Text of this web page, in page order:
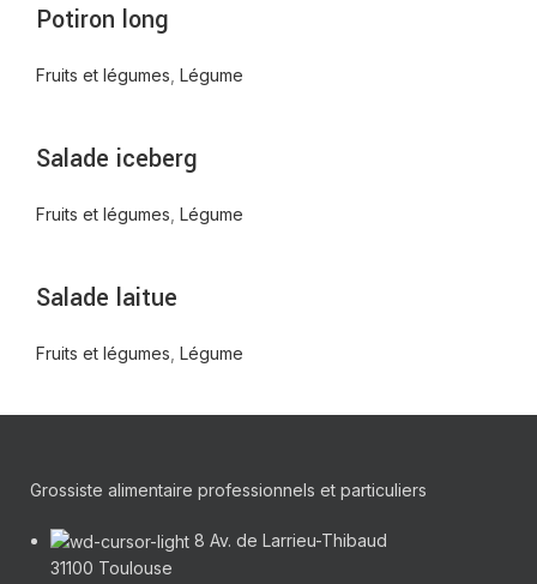
Potiron long
Fruits et légumes Légume
Salade iceberg
Fruits et légumes Légume
Salade laitue
Fruits et légumes Légume
Grossiste alimentaire professionnels et particuliers
8 Av. de Larrieu-Thibaud
31100 Toulouse